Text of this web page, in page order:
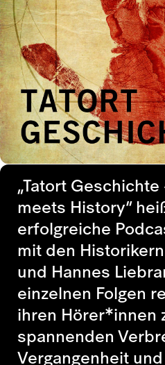
„Tatort
meets History“
erfolgreiche
mit den
und Hannes
einzelnen Folgen
ihren Hörer*innen
spannenden
Vergangenheit